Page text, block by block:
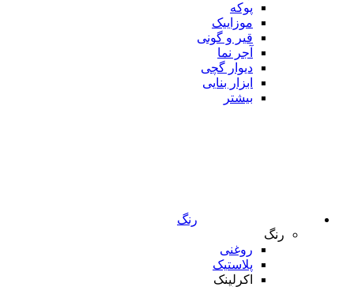
پوکه
موزاییک
قیر و گونی
آجر نما
دیوار گچی
ابزار بنایی
بیشتر
رنگ
رنگ
روغنی
پلاستیک
اکرلینک